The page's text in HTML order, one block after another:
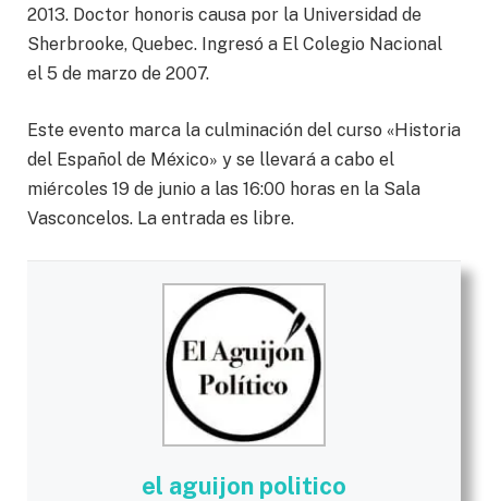
2013. Doctor honoris causa por la Universidad de
Sherbrooke, Quebec. Ingresó a El Colegio Nacional
el 5 de marzo de 2007.
Este evento marca la culminación del curso «Historia
del Español de México» y se llevará a cabo el
miércoles 19 de junio a las 16:00 horas en la Sala
Vasconcelos. La entrada es libre.
el aguijon politico